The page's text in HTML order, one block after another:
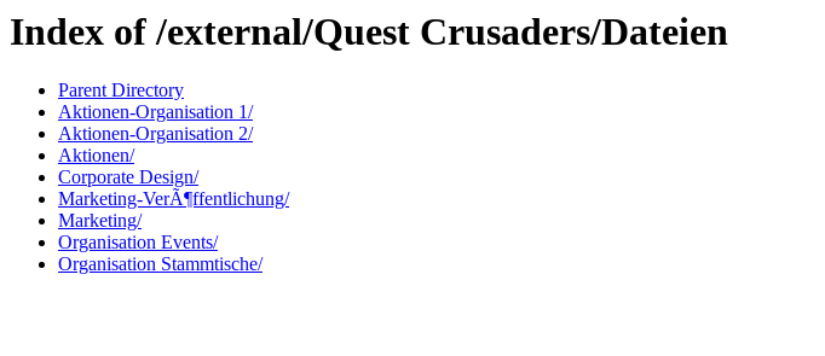
Index of /external/Quest Crusaders/Dateien
Parent Directory
Aktionen-Organisation 1/
Aktionen-Organisation 2/
Aktionen/
Corporate Design/
Marketing-VerÃ¶ffentlichung/
Marketing/
Organisation Events/
Organisation Stammtische/